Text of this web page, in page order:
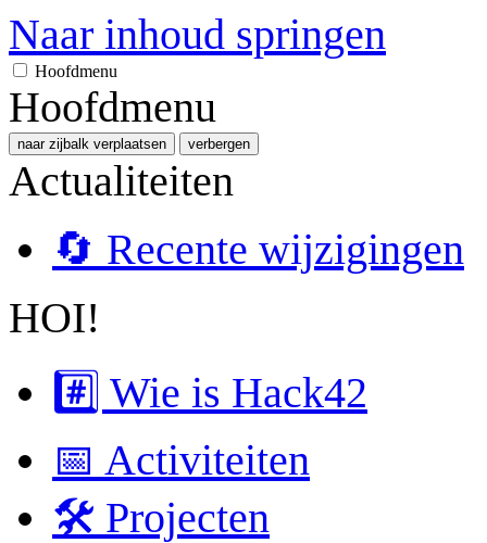
Naar inhoud springen
Hoofdmenu
Hoofdmenu
naar zijbalk verplaatsen verbergen
Actualiteiten
🔄 Recente wijzigingen
HOI!
#️⃣ Wie is Hack42
📅 Activiteiten
🛠 Projecten